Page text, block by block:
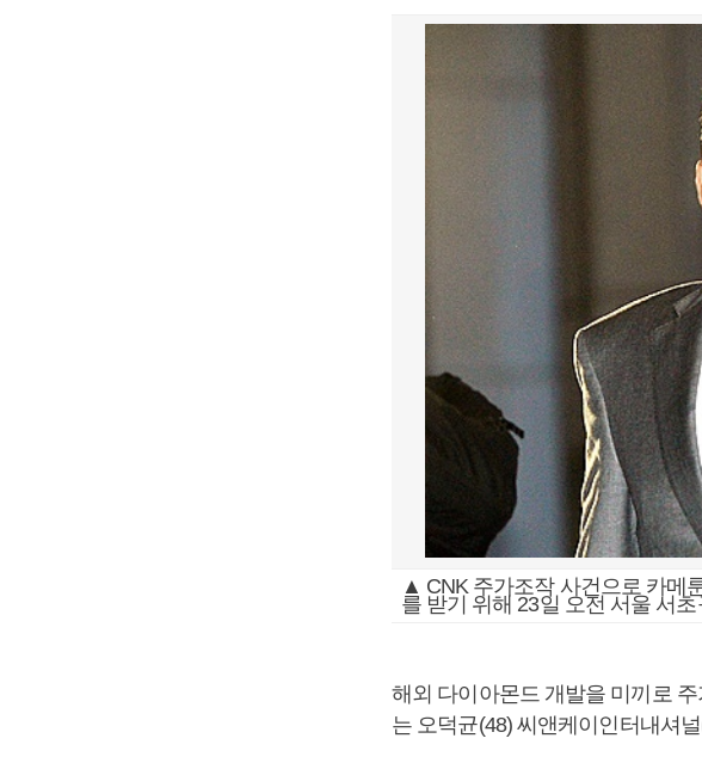
▲ CNK 주가조작 사건으로 카메
를 받기 위해 23일 오전 서울 서
해외 다이아몬드 개발을 미끼로
는 오덕균(48) 씨앤케이인터내셔